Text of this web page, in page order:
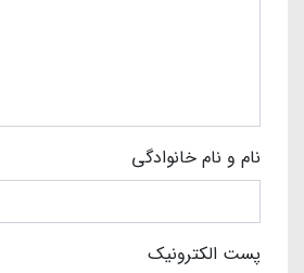
نام و نام خانوادگی
پست الکترونیک